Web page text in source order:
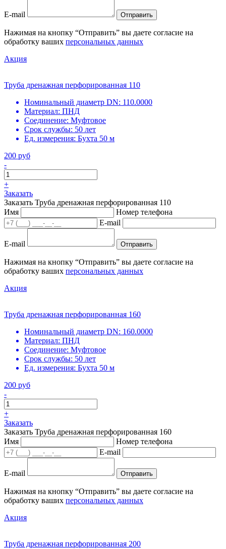
E-mail Отправить
Нажимая на кнопку “Отправить” вы даете согласие на
обработку ваших персональных данных
Акция
Труба дренажная перфорированная 110
Номинальный диаметр DN: 110.0000
Материал: ПНД
Соединение: Муфтовое
Срок службы: 50 лет
Ед. измерения: Бухта 50 м
200 руб
-
+
Заказать
Заказать Труба дренажная перфорированная 110
Имя
Номер телефона
E-mail
E-mail Отправить
Нажимая на кнопку “Отправить” вы даете согласие на
обработку ваших персональных данных
Акция
Труба дренажная перфорированная 160
Номинальный диаметр DN: 160.0000
Материал: ПНД
Соединение: Муфтовое
Срок службы: 50 лет
Ед. измерения: Бухта 50 м
200 руб
-
+
Заказать
Заказать Труба дренажная перфорированная 160
Имя
Номер телефона
E-mail
E-mail Отправить
Нажимая на кнопку “Отправить” вы даете согласие на
обработку ваших персональных данных
Акция
Труба дренажная перфорированная 200